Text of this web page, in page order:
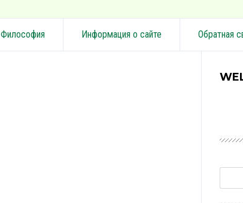
Философия Информация о сайте Обратная